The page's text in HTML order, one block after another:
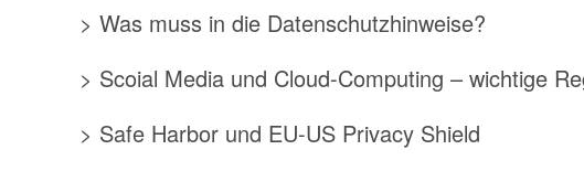
> Was muss in die Datenschutzhinweise?
> Scoial Media und Cloud-Computing – wichtige
> Safe Harbor und EU-US Privacy Shield